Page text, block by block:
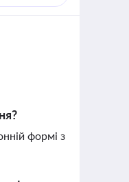
формі з